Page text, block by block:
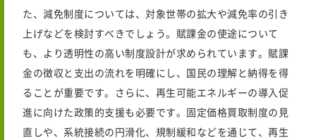
た、減免制度については、対象世帯の拡大や減免率の引き
上げなどを検討すべきでしょう。賦課金の使途について
も、より透明性の高い制度設計が求められています。賦課
金の徴収と支出の流れを明確にし、国民の理解と納得を得
ることが重要です。さらに、再生可能エネルギーの導入促
進に向けた政策的支援も必要です。固定価格買取制度の見
直しや、系統接続の円滑化、規制緩和などを通じて、再生